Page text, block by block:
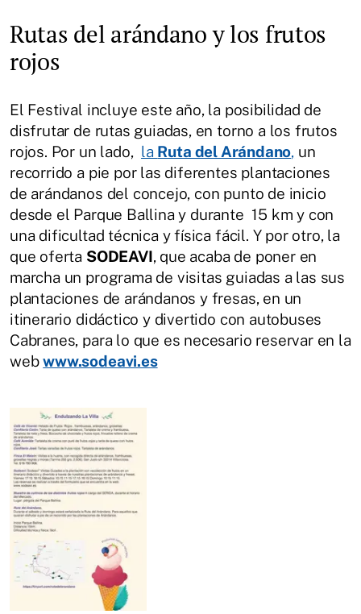
Rutas del arándano y los frutos
rojos
El Festival incluye este año, la posibilidad de
disfrutar de rutas guiadas, en torno a los frutos
rojos. Por un lado, la Ruta del Arándano, un
recorrido a pie por las diferentes plantaciones
de arándanos del concejo, con punto de inicio
desde el Parque Ballina y durante 15 km y con
una dificultad técnica y física fácil. Y por otro, la
que oferta SODEAVI, que acaba de poner en
marcha un programa de visitas guiadas a las sus
plantaciones de arándanos y fresas, en un
itinerario didáctico y divertido con autobuses
Cabranes, para lo que es necesario reservar en la
webwww.sodeavi.es